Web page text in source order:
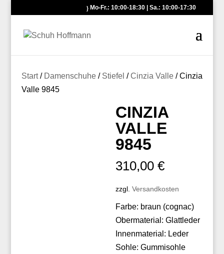
Mo-Fr.: 10:00-18:30 | Sa.: 10:00-17:30
Start/ Damenschuhe/ Stiefel /Cinzia Valle/ Cinzia
Valle 9845
CINZIA
VALLE
9845
310,00€
zzgl.Versandkosten
Farbe: braun (cognac)
Obermaterial: Glattleder
Innenmaterial: Leder
Sohle: Gummisohle